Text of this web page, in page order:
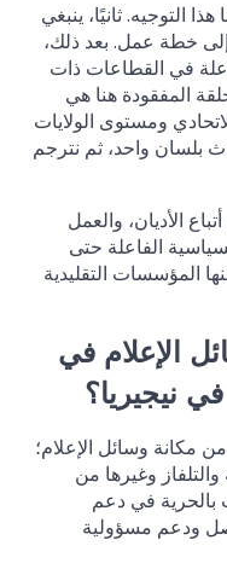
التوجيه. ثانيًا، ينبغي
إلى خطة عمل. بعد ذلك،
في القطاعات ذات
المفقودة هنا هي
ومستوى الولايات
بلسان واحد، ثم نترجم
الأديان، والعمل
الفاعلة حتى
المؤسسات التقليدية
الإعلام في
نيجيريا؟
من مكانة وسائل الإعلام؛
وغيرها من
بالحرية في دعم
ودعم مسؤولية